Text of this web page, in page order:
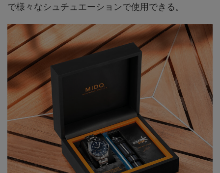
で様々なシュチュエーションで使用できる。